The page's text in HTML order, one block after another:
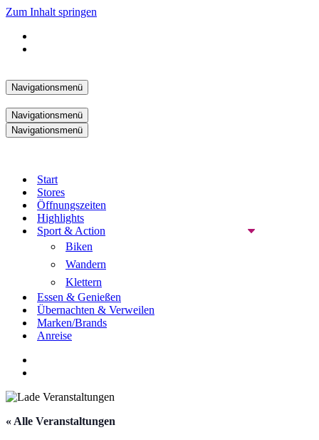
Zum Inhalt springen
Navigationsmenü
Navigationsmenü
Navigationsmenü
Start
Stores
Öffnungszeiten
Highlights
Sport & Action
Biken
Wandern
Klettern
Essen & Genießen
Übernachten & Verweilen
Marken/Brands
Anreise
« Alle Veranstaltungen